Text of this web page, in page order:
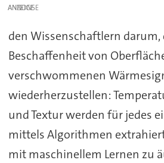
ANZEIGE
den Wissenschaftlern darum,
Beschaffenheit von
verschwommenen
wiederherzustellen:
und Textur werden für jedes
mittels Algorithmen
mit maschinellem Lernen zu